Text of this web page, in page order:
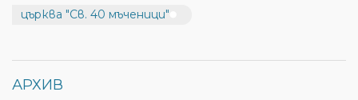
църква "Св. 40 мъченици"
АРХИВ